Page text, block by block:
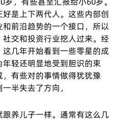
是上下两代人。这些内部创
前沿趋势的一个接口，所以
交和投资行业挖人过来。经
几年开始看到一些零星的成
轻还明显地受到胆识的束
有些对的事情做得犹犹豫
半失去了方向，
养儿子一样。通常有这么几